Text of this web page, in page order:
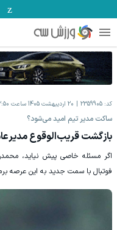
کد: 2359905 20 اردیبهشت 1405 ساعت 12:50
ساکت مدیر تیم امید می‌شود؟
بازگشت قریب‌‌‌الوقوع
اگر مسئله خاصی پیش نیاید،
فوتبال با سمت جدید به این عرصه